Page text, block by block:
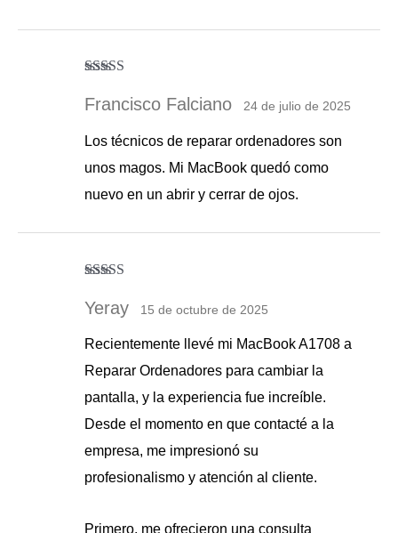
5de 5
Francisco Falciano 24 de julio de 2025
Los técnicos de reparar ordenadores son
unos magos. Mi MacBook quedó como
nuevo en un abrir y cerrar de ojos.
5de 5
Yeray 15 de octubre de 2025
Recientemente llevé mi MacBook A1708 a
Reparar Ordenadores para cambiar la
pantalla, y la experiencia fue increíble.
Desde el momento en que contacté a la
empresa, me impresionó su
profesionalismo y atención al cliente.
Primero, me ofrecieron una consulta